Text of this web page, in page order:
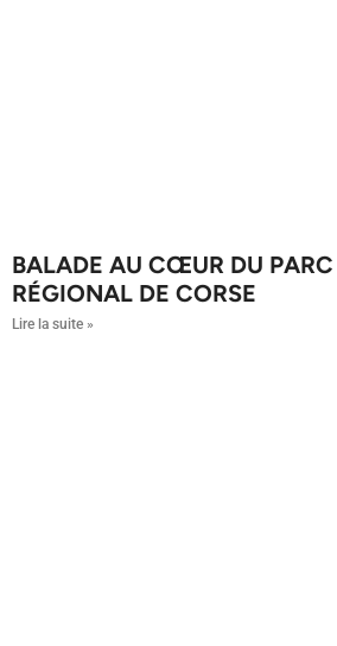
BALADE AU CŒUR DU PARC
RÉGIONAL DE CORSE
Lire la suite »